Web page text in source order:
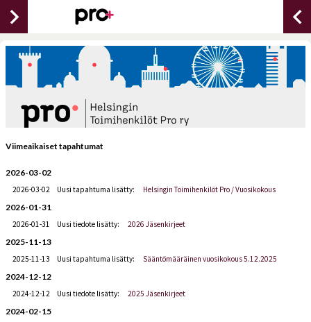
chevron_right chevron_left
Viimeaikaiset tapahtumat
2026-03-02
2026-03-02 Uusi tapahtuma lisätty: Helsingin Toimihenkilöt Pro / Vuosikokous
2026-01-31
2026-01-31 Uusi tiedote lisätty: 2026 Jäsenkirjeet
2025-11-13
2025-11-13 Uusi tapahtuma lisätty: Sääntömääräinen vuosikokous 5.12.2025
2024-12-12
2024-12-12 Uusi tiedote lisätty: 2025 Jäsenkirjeet
2024-02-15